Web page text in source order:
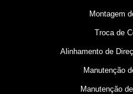
Montagem
Troca de
Alinhamento de
Manutenção
Manutenção